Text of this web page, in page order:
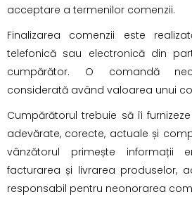
acceptare a termenilor comenzii.
Finalizarea comenzii este
telefonică sau electronică din
cumpărător. O comandă
considerată având valoarea unui
Cumpărătorul trebuie să îi
adevărate, corecte, actuale și
vânzătorul primește informații
facturarea și livrarea produselor,
responsabil pentru neonorarea